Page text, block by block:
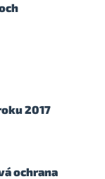
2017
ochrana